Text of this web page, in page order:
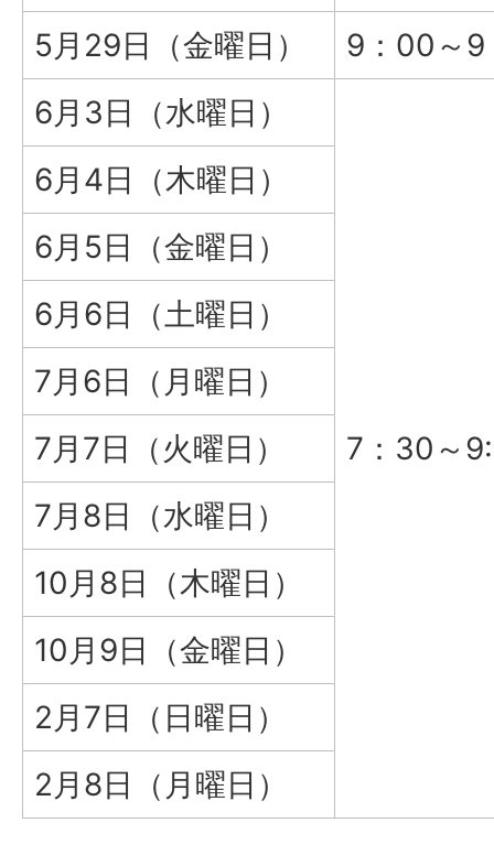
5月29日（金曜日）
9：00～
6月3日（水曜日）
7：30～
6月4日（木曜日）
6月5日（金曜日）
6月6日（土曜日）
7月6日（月曜日）
7月7日（火曜日）
7月8日（水曜日）
10月8日（木曜日）
10月9日（金曜日）
2月7日（日曜日）
2月8日（月曜日）